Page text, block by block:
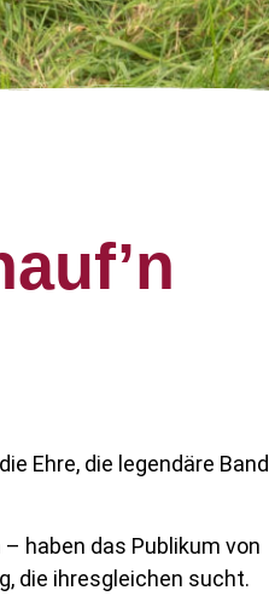
Ehre, die legendäre Band
haben das Publikum von
die ihresgleichen sucht.